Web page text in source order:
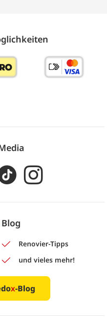
Renovier-Tipps
und vieles mehr!
x-Blog